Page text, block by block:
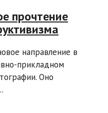
прочтение
направление в
прикладном
Оно